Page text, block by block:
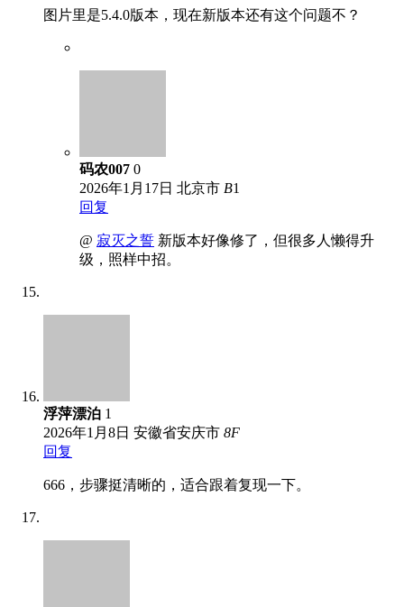
图片里是5.4.0版本，现在新版本还有这个问题不？
码农007 0
2026年1月17日 北京市 B1
回复
@ 寂灭之誓 新版本好像修了，但很多人懒得升
级，照样中招。
浮萍漂泊 1
2026年1月8日 安徽省安庆市 8F
回复
666，步骤挺清晰的，适合跟着复现一下。